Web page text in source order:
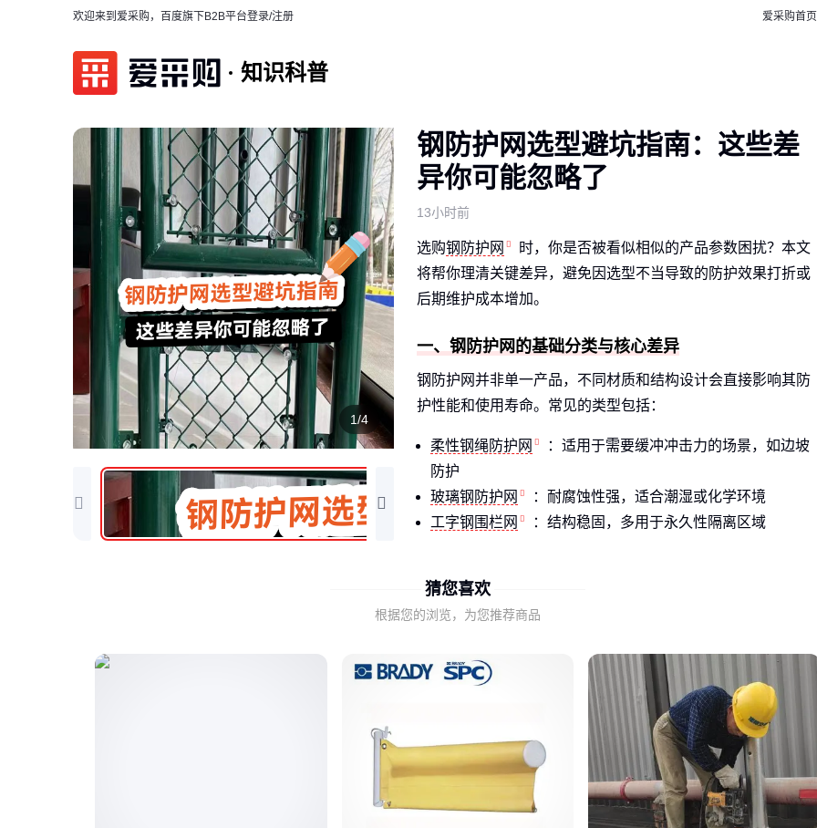
欢迎来到爱采购，百度旗下B2B平台登录/注册 爱采购首页
知识科普
1/4
钢防护网选型避坑指南：这些差
异你可能忽略了
13小时前
选购钢防护网
时，你是否被看似相似的产品参数困扰？本文
将帮你理清关键差异，避免因选型不当导致的防护效果打折或
后期维护成本增加。
一、钢防护网的基础分类与核心差异
钢防护网并非单一产品，不同材质和结构设计会直接影响其防
护性能和使用寿命。常见的类型包括：
柔性钢绳防护网
：适用于需要缓冲冲击力的场景，如边坡
防护
玻璃钢防护网
：耐腐蚀性强，适合潮湿或化学环境
工字钢围栏网
：结构稳固，多用于永久性隔离区域
型前需先明确实际应用场景的核心需求。
即使标注相同的网孔尺寸和丝径参数，不同材质的钢防护网在
实际使用中表现可能截然不同。例如玻璃钢材质虽然强度略
低，但在酸碱环境中抗腐蚀性优势明显。
表面处理工艺也是容易被忽略的关键因素。未经防锈处理的普
通钢材在户外潮湿环境中可能很快出现锈蚀，影响防护效果和
使用寿命。
猜您喜欢
根据您的浏览，为您推荐商品